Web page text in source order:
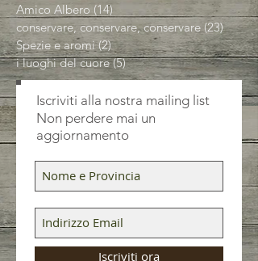
Amico Albero (14) 14 post
conservare, conservare, conservare (23)23 post
Spezie e aromi (2)2 post
i luoghi del cuore (5)5 post
Iscriviti alla nostra mailing list
Non perdere mai un
aggiornamento
Iscriviti ora